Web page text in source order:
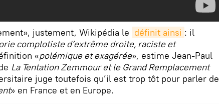
justement, Wikipédia le définit ainsi : il
complotiste d’extrême droite, raciste et
«polémique et exagérée», estime Jean-Paul
La Tentation Zemmour et le Grand Remplacement
juge toutefois qu’il est trop tôt pour parler de
» en France et en Europe.